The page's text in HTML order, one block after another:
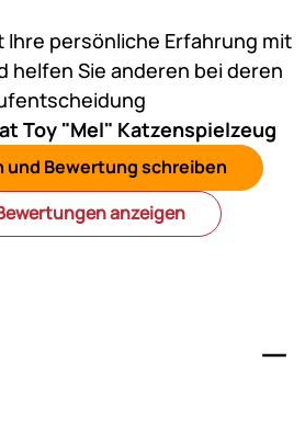
Ihre persönliche Erfahrung mit
helfen Sie anderen bei deren
Toy "Mel" Katzenspielzeug
und Bewertung schreiben
anzeigen